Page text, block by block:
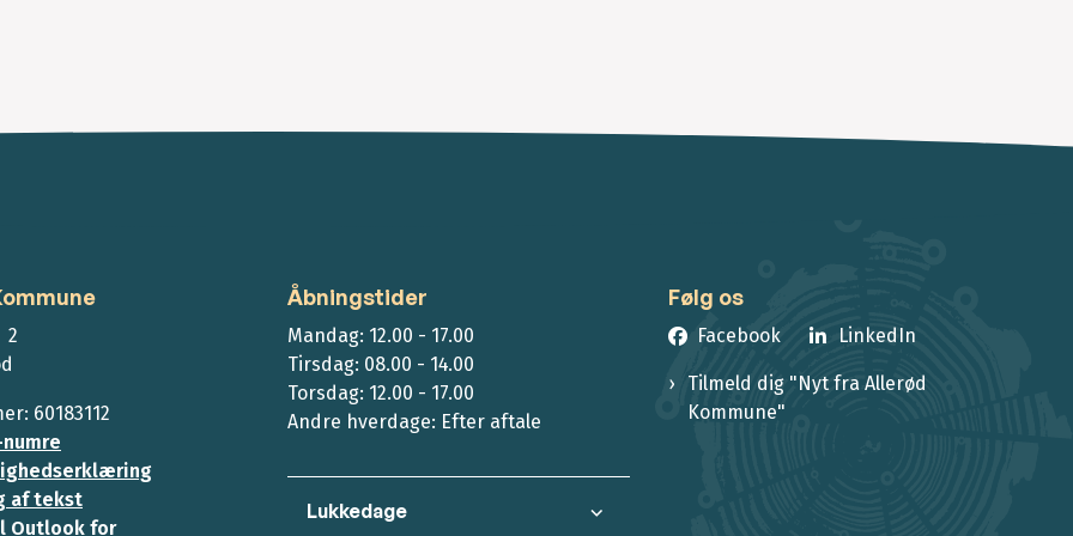
2
60183112
numre
af tekst
Outlook for
Åbningstider
Mandag: 12.00 - 17.00
Tirsdag: 08.00 - 14.00
Torsdag: 12.00 - 17.00
Andre hverdage: Efter aftale
Lukkedage
Følg os
Facebook LinkedIn
Tilmeld dig "Nyt fra Allerød
Kommune"